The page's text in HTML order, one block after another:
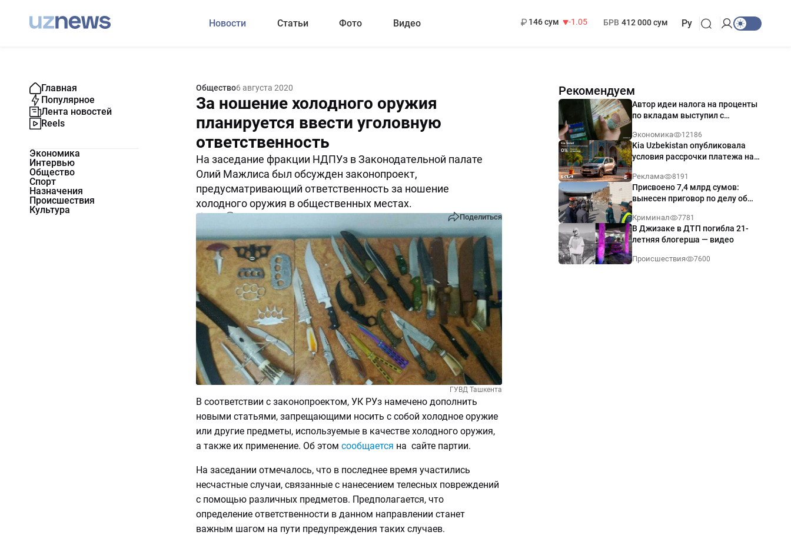
Новости Статьи Фото Видео
146 сум
-1.05
БРВ 412 000 сум Ру
Главная
Популярное
Лента новостей
Reels
Экономика
Интервью
Общество
Спорт
Назначения
Происшествия
Культура
Общество6 августа 2020
За ношение холодного оружия
планируется ввести уголовную
ответственность
На заседание фракции НДПУз в Законодательной палате
Олий Мажлиса был обсужден законопроект,
предусматривающий ответственность за ношение
холодного оружия в общественных местах.
Поделиться
ГУВД Ташкента
В соответствии с законопроектом, УК РУз намечено дополнить
новыми статьями, запрещающими носить с собой холодное оружие
или другие предметы, используемые в качестве холодного оружия,
а также их применение. Об этом сообщается на сайте партии.
На заседании отмечалось, что в последнее время участились
несчастные случаи, связанные с нанесением телесных повреждений
с помощью различных предметов. Предполагается, что
определение ответственности в данном направлении станет
важным шагом на пути предупреждения таких случаев.
Рекомендуем
Автор идеи налога на проценты
по вкладам выступил с
Экономика 12186
Kia Uzbekistan опубликовала
условия рассрочки платежа на
годовых
Реклама 8191
Присвоено 7,4 млрд сумов:
вынесен приговор по делу об
Ташкенте
Криминал 7781
В Джизаке в ДТП погибла 21-
летняя блогерша — видео
Происшествия 7600